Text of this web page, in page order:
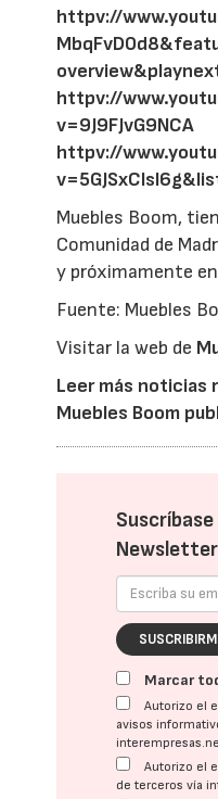
httpv://
httpv://
v=9J9FJvG9NCA
httpv://
Muebles Boom,
Comunidad de
y próximamente
Fuente: Muebles
Visitar la web de
Leer más noticias
Muebles Boom
Marcar
Autorizo el
avisos
Autorizo el
de terceros vía